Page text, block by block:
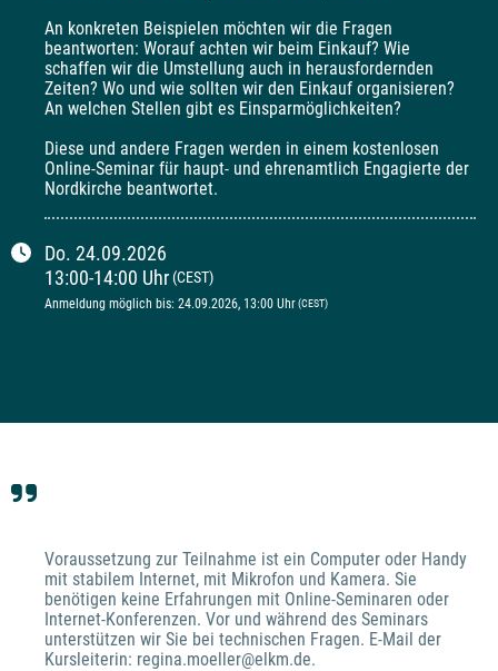
Do. 24.09.2026
13:00-14:00 Uhr (CEST)
Anmeldung möglich bis: 24.09.2026, 13:00 Uhr(CEST)
An konkreten Beispielen möchten wir die Fragen
beantworten: Worauf achten wir beim Einkauf? Wie
schaffen wir die Umstellung auch in herausfordernden
Zeiten? Wo und wie sollten wir den Einkauf organisieren?
An welchen Stellen gibt es Einsparmöglichkeiten?
Diese und andere Fragen werden in einem kostenlosen
Online-Seminar für haupt- und ehrenamtlich Engagierte der
Nordkirche beantwortet.
Voraussetzung zur Teilnahme ist ein Computer oder Handy
mit stabilem Internet, mit Mikrofon und Kamera. Sie
benötigen keine Erfahrungen mit Online-Seminaren oder
Internet-Konferenzen. Vor und während des Seminars
unterstützen wir Sie bei technischen Fragen. E-Mail der
Kursleiterin: regina.moeller@elkm.de.